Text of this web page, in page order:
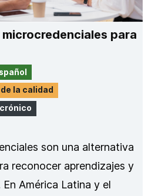
para
la calidad
son una alternativa
reconocer aprendizajes y
América Latina y el